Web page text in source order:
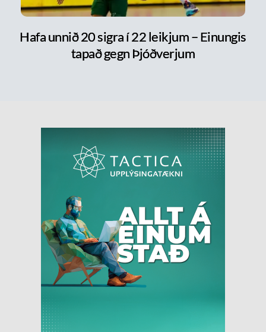
Hafa unnið 20 sigra í 22 leikjum – Einungis
tapað gegn Þjóðverjum